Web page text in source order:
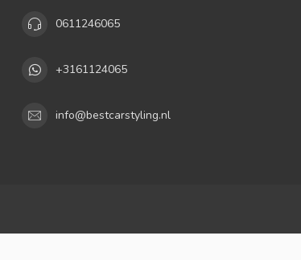
0611246065
+3161124065
info@bestcarstyling.nl